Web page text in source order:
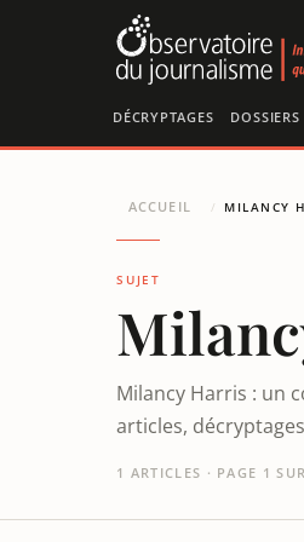
DÉCRYPTAGES DOSSIERS
ACCUEIL / MILANCY
SUJET
Milancy Harris : un
articles,
1 ARTICLES · PAGE 1
Panneau de gestion des cookies